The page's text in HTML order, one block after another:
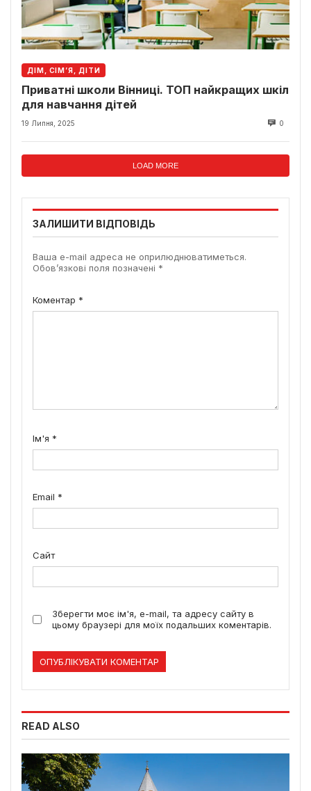
ДІМ, СІМ’Я, ДІТИ
Приватні школи Вінниці. ТОП найкращих шкіл
для навчання дітей
19 Липня, 2025 0
LOAD MORE
ЗАЛИШИТИ ВІДПОВІДЬ
Ваша e-mail адреса не оприлюднюватиметься.
Обов’язкові поля позначені *
Коментар *
Ім'я *
Email *
Сайт
Зберегти моє ім'я, e-mail, та адресу сайту в
цьому браузері для моїх подальших коментарів.
READ ALSO